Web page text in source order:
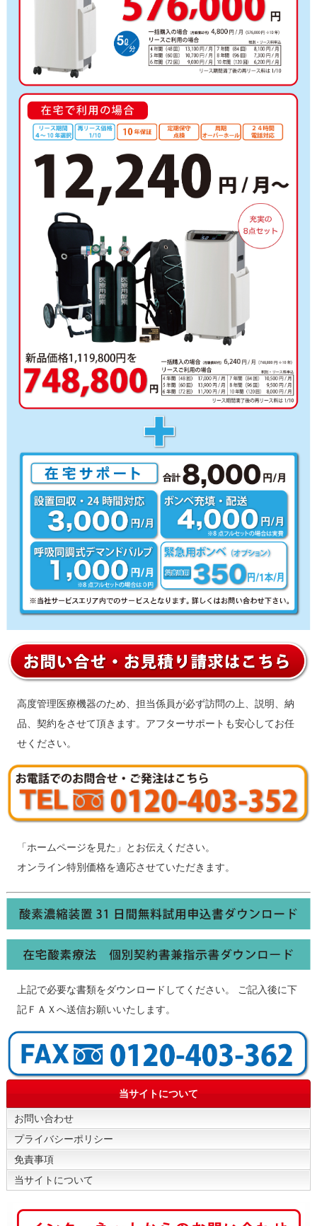
高度管理医療機器のため、担当係員が必ず訪問の上、説明、納
品、契約をさせて頂きます。アフターサポートも安心してお任
せください。
「ホームページを見た」とお伝えください。
オンライン特別価格を適応させていただきます。
上記で必要な書類をダウンロードしてください。 ご記入後に下
記ＦＡＸへ送信お願いいたします。
当サイトについて
お問い合わせ
プライバシーポリシー
免責事項
当サイトについて